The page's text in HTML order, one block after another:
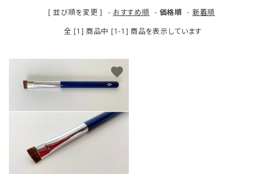
ACCOUNT MENU
商品一覧
用途で選ぶ
私たちについて
[ 並び順を変更 ] - おすすめ順 - 価格順 - 新着順
全 [1] 商品中 [1-1] 商品を表示しています
favorite